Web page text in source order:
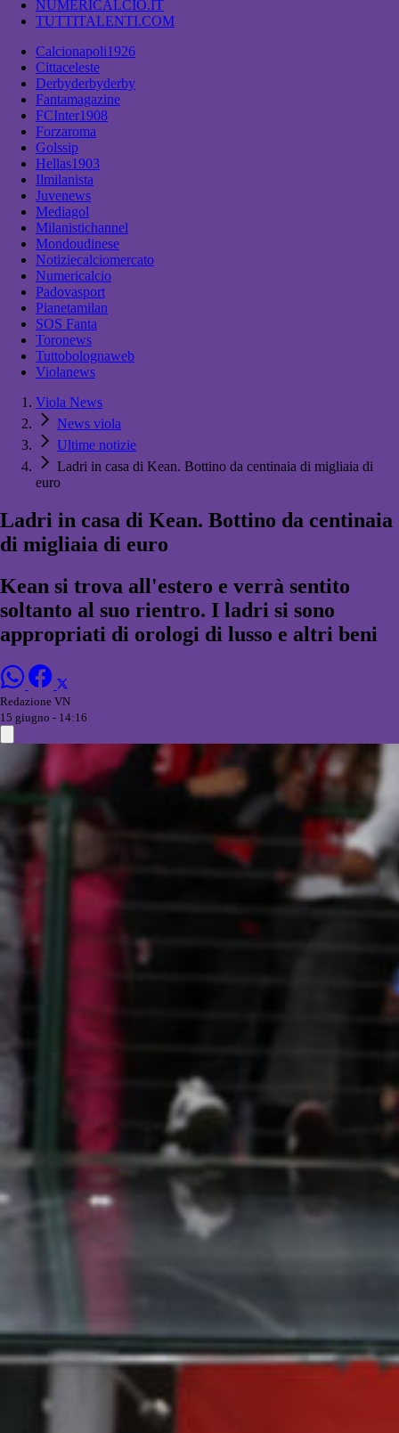
NUMERICALCIO.IT
TUTTITALENTI.COM
Calcionapoli1926
Cittaceleste
Derbyderbyderby
Fantamagazine
FCInter1908
Forzaroma
Golssip
Hellas1903
Ilmilanista
Juvenews
Mediagol
Milanistichannel
Mondoudinese
Notiziecalciomercato
Numericalcio
Padovasport
Pianetamilan
SOS Fanta
Toronews
Tuttobolognaweb
Violanews
Viola News
News viola
Ultime notizie
Ladri in casa di Kean. Bottino da centinaia di migliaia di
euro
Ladri in casa di Kean. Bottino da centinaia
di migliaia di euro
Kean si trova all'estero e verrà sentito
soltanto al suo rientro. I ladri si sono
appropriati di orologi di lusso e altri beni
Redazione VN
15 giugno - 14:16